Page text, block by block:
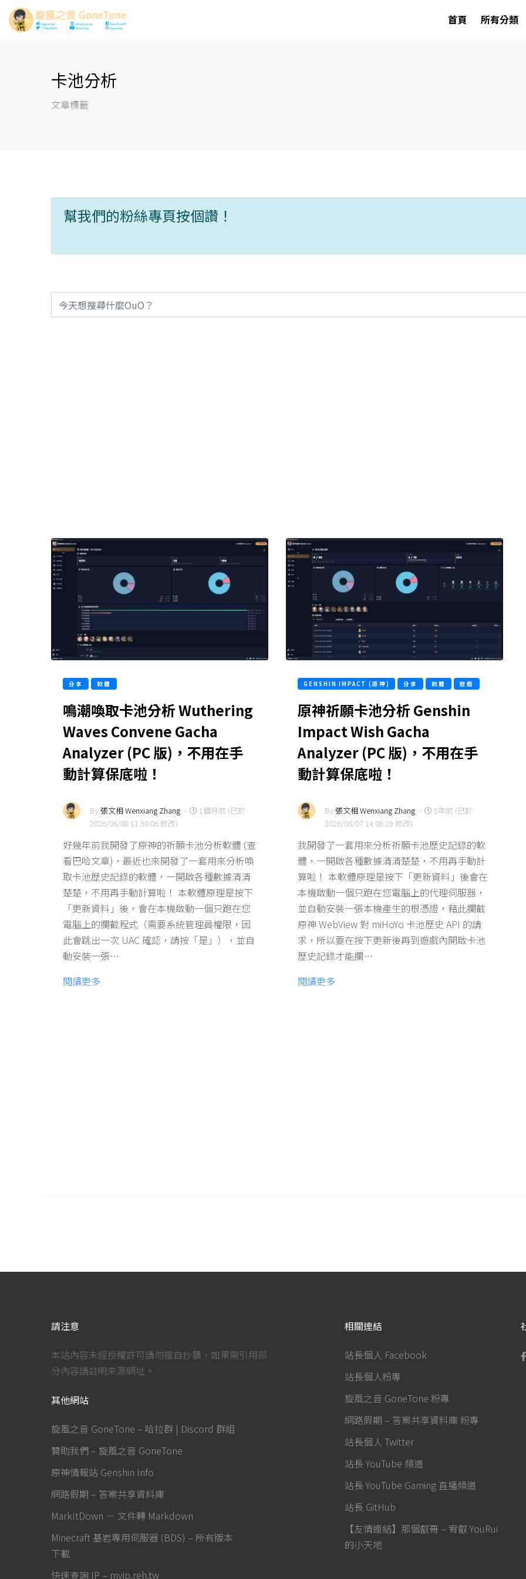
首頁 所有分類
卡池分析
文章標籤
幫我們的粉絲專頁按個讚！
分享 軟體
鳴潮喚取卡池分析 Wuthering
Waves Convene Gacha
Analyzer (PC 版)，不用在手
動計算保底啦！
By張文相 Wenxiang Zhang -
1個月前 (已於
2026/06/08 11:30:06 修改)
好幾年前我開發了原神的祈願卡池分析軟體 (查
看巴哈文章)，最近也來開發了一套用來分析喚
取卡池歷史記錄的軟體，一開啟各種數據清清
楚楚，不用再手動計算啦！ 本軟體原理是按下
「更新資料」後，會在本機啟動一個只跑在您
電腦上的攔截程式（需要系統管理員權限，因
此會跳出一次 UAC 確認，請按「是」），並自
動安裝一張…
閱讀更多
GENSHIN IMPACT (原神) 分享 軟體 遊戲
原神祈願卡池分析 Genshin
Impact Wish Gacha
Analyzer (PC 版)，不用在手
動計算保底啦！
By張文相 Wenxiang Zhang -
5年前 (已於
2026/06/07 14:09:19 修改)
我開發了一套用來分析祈願卡池歷史記錄的軟
體，一開啟各種數據清清楚楚，不用再手動計
算啦！ 本軟體原理是按下「更新資料」後會在
本機啟動一個只跑在您電腦上的代理伺服器，
並自動安裝一張本機產生的根憑證，藉此攔截
原神 WebView 對 miHoYo 卡池歷史 API 的請
求，所以要在按下更新後再到遊戲內開啟卡池
歷史記錄才能攔…
閱讀更多
請注意
本站內容未經授權許可請勿擅自抄襲，如果需引用部
分內容請註明來源網址。
其他網站
旋風之音 GoneTone – 哈拉群 | Discord 群組
贊助我們 – 旋風之音 GoneTone
原神情報站 Genshin Info
網路假期 – 答案共享資料庫
MarkItDown — 文件轉 Markdown
Minecraft 基岩專用伺服器 (BDS) – 所有版本
下載
快速查詢 IP – myip.reh.tw
相關連結
站長個人 Facebook
站長個人粉專
旋風之音 GoneTone 粉專
網路假期 – 答案共享資料庫 粉專
站長個人 Twitter
站長 YouTube 頻道
站長 YouTube Gaming 直播頻道
站長 GitHub
【友情連結】那個叡哥 – 宥叡 YouRui
的小天地